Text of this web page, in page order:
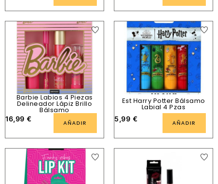
Barbie Labios 4 Piezas
Delineador Lápiz Brillo
Bálsamo
16,99 € AÑADIR
Est Harry Potter Bálsamo
Labial 4 Pzas
5,99 € AÑADIR